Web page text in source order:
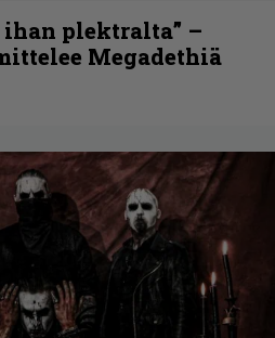
plektralta” –
Megadethiä